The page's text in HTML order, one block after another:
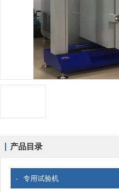
产品目录
- 专用试验机